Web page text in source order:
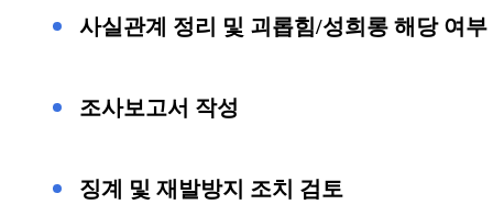
사실관계 정리 및 괴롭힘/성희롱 해당 여부
조사보고서 작성
징계 및 재발방지 조치 검토